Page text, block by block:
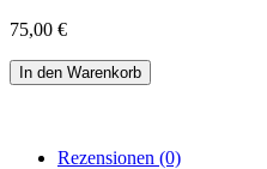
75,00 €
30
Minuten
In den Warenkorb
Rezensionen (0)